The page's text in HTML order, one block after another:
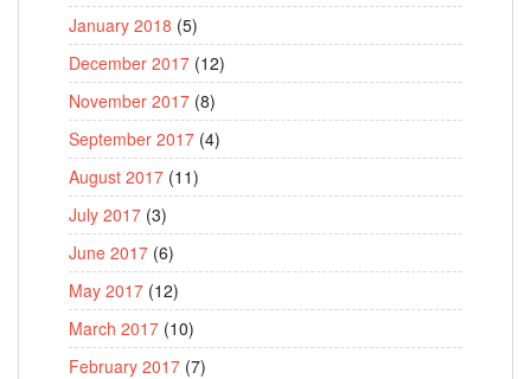
January 2018 (5)
December 2017 (12)
November 2017 (8)
September 2017 (4)
August 2017 (11)
July 2017 (3)
June 2017 (6)
May 2017 (12)
March 2017 (10)
February 2017 (7)